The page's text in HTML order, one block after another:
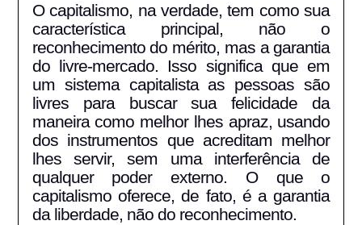
O capitalismo, na verdade, tem como sua
característica principal, não o
reconhecimento do mérito, mas a garantia
do livre-mercado. Isso significa que em
um sistema capitalista as pessoas são
livres para buscar sua felicidade da
maneira como melhor lhes apraz, usando
dos instrumentos que acreditam melhor
lhes servir, sem uma interferência de
qualquer poder externo. O que o
capitalismo oferece, de fato, é a garantia
da liberdade, não do reconhecimento.